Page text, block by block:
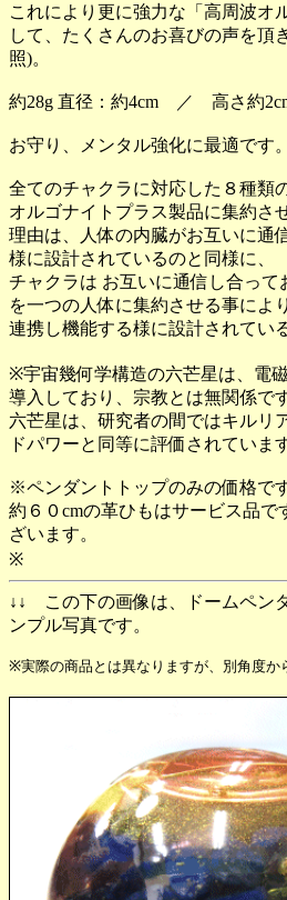
これにより更に強力な「高周波オ
して、たくさんのお喜びの声を頂
照)。
約28g 直径：約4cm ／ 高さ約
お守り、メンタル強化に最適です。
全てのチャクラに対応した８種類
オルゴナイトプラス製品に集約さ
理由は、人体の内臓がお互いに通
様に設計されているのと同様に、
チャクラは お互いに通信し合って
を一つの人体に集約させる事により
連携し機能する様に設計されてい
※宇宙幾何学構造の六芒星は、電
導入しており、宗教とは無関係です
六芒星は、研究者の間ではキルリ
ドパワーと同等に評価されていま
※ペンダントトップのみの価格です
約６０cmの革ひもはサービス品で
ざいます。
※
↓↓ この下の画像は、ドームペン
ンプル写真です。
※実際の商品とは異なりますが、別角度か